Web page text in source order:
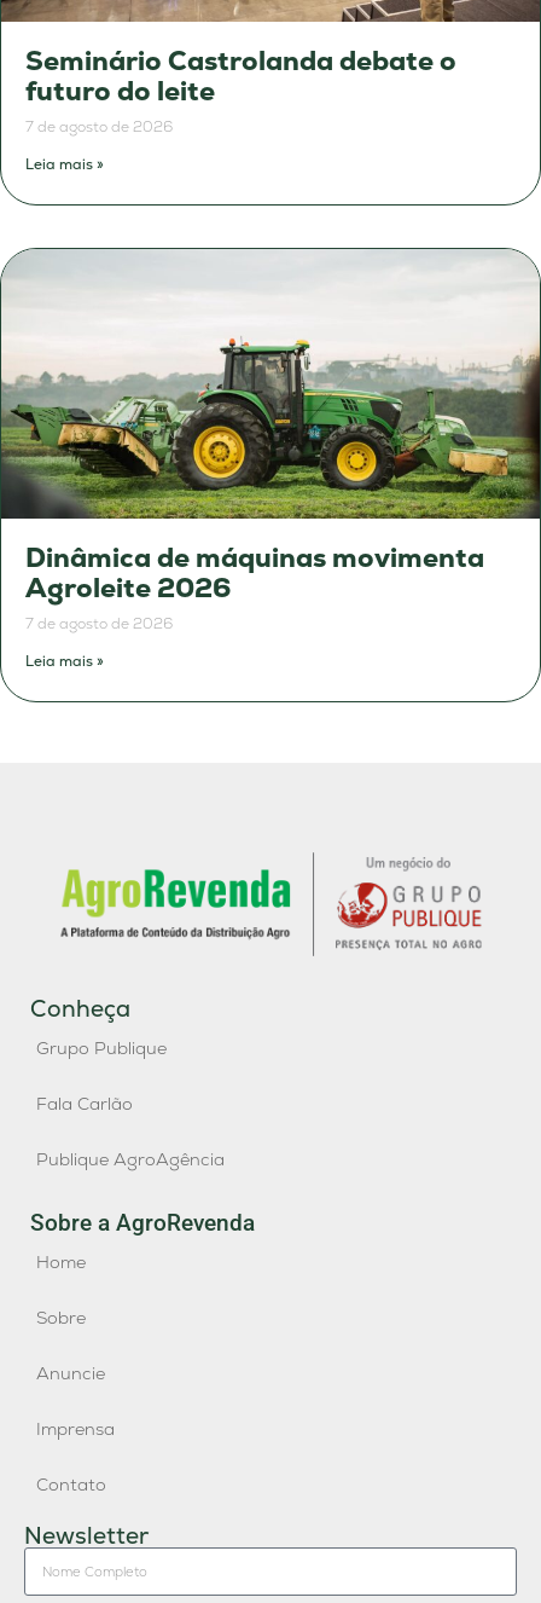
Seminário Castrolanda debate o
futuro do leite
7 de agosto de 2026
Leia mais »
Dinâmica de máquinas movimenta
Agroleite 2026
7 de agosto de 2026
Leia mais »
Conheça
Grupo Publique
Fala Carlão
Publique AgroAgência
Sobre a AgroRevenda
Home
Sobre
Anuncie
Imprensa
Contato
Newsletter